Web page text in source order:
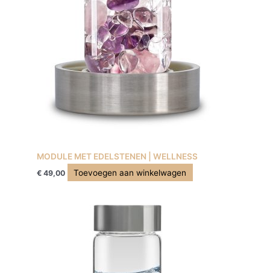
MODULE MET EDELSTENEN | WELLNESS
€ 49,00 Toevoegen aan winkelwagen